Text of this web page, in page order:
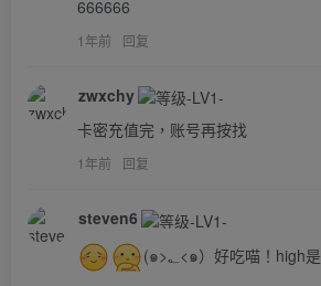
666666
1年前 回复
zwxchy
卡密充值完，账号再按找
1年前 回复
steven6
(๑>؂<๑）好吃喵！high是